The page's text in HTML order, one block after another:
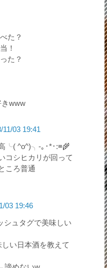
た？
！
た？
きwww
11/03 19:41
╰( ^o^)╮-｡･*･:≡🌾
コシヒカリが回って
ころ普通
03 19:46
シュタグで美味しい
い日本酒を教えて